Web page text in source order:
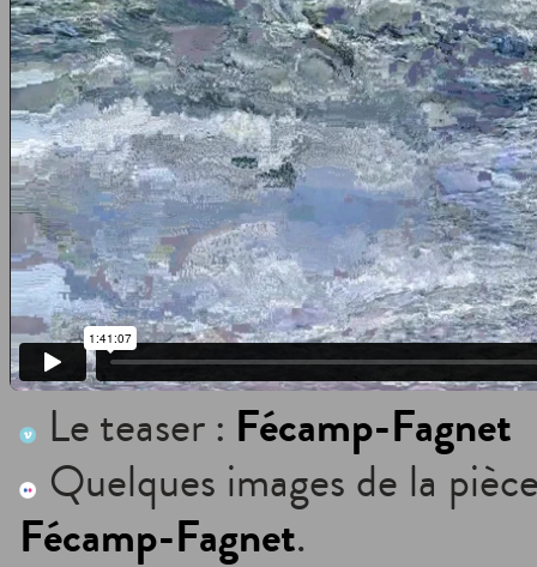
Le teaser : Fécamp-Fagnet
Quelques images de la
Fécamp-Fagnet.